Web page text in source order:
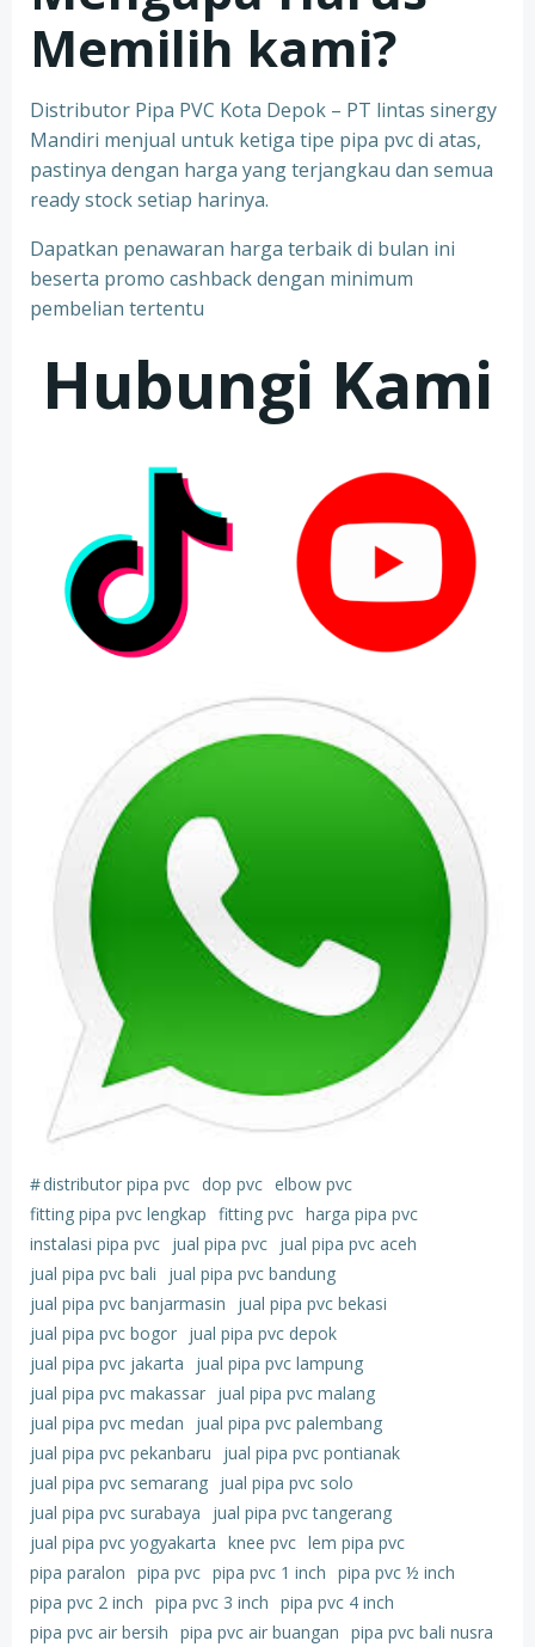
Memilih kami?
Distributor Pipa PVC Kota Depok – PT lintas sinergy
Mandiri menjual untuk ketiga tipe pipa pvc di atas,
pastinya dengan harga yang terjangkau dan semua
ready stock setiap harinya.
Dapatkan penawaran harga terbaik di bulan ini
beserta promo cashback dengan minimum
pembelian tertentu
Hubungi Kami
#distributor pipa pvc dop pvc elbow pvc
fitting pipa pvc lengkap fitting pvc harga pipa pvc
instalasi pipa pvc jual pipa pvc jual pipa pvc aceh
jual pipa pvc bali
jual pipa pvc bandung
jual pipa pvc banjarmasin
jual pipa pvc bekasi
jual pipa pvc bogor jual pipa pvc depok
jual pipa pvc jakarta
jual pipa pvc lampung
jual pipa pvc makassar jual pipa pvc malang
jual pipa pvc medan
jual pipa pvc palembang
jual pipa pvc pekanbaru
jual pipa pvc pontianak
jual pipa pvc semarang jual pipa pvc solo
jual pipa pvc surabaya
jual pipa pvc tangerang
jual pipa pvc yogyakarta knee pvc lem pipa pvc
pipa paralon pipa pvc pipa pvc 1 inch pipa pvc ½ inch
pipa pvc 2 inch pipa pvc 3 inch pipa pvc 4 inch
pipa pvc air bersih pipa pvc air buangan pipa pvc bali nusra